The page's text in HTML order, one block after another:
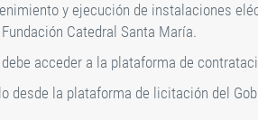
y ejecución de instalaciones
Catedral Santa María.
acceder a la plataforma de
desde la plataforma de licitación del